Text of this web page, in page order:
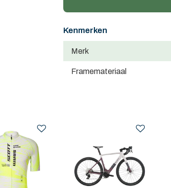
Kenmerken
Merk
Framemateriaal